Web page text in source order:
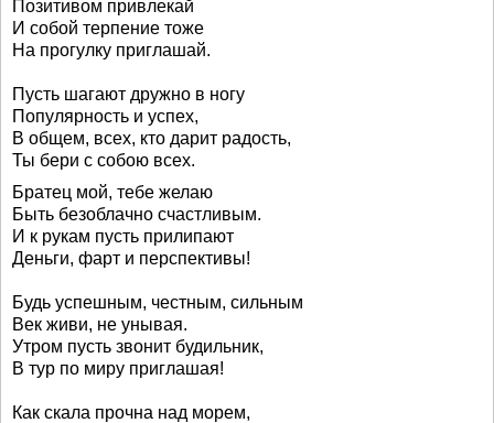
Позитивом привлекай
И собой терпение тоже
На прогулку приглашай.
Пусть шагают дружно в ногу
Популярность и успех,
В общем, всех, кто дарит радость,
Ты бери с собою всех.
Братец мой, тебе желаю
Быть безоблачно счастливым.
И к рукам пусть прилипают
Деньги, фарт и перспективы!
Будь успешным, честным, сильным
Век живи, не унывая.
Утром пусть звонит будильник,
В тур по миру приглашая!
Как скала прочна над морем,